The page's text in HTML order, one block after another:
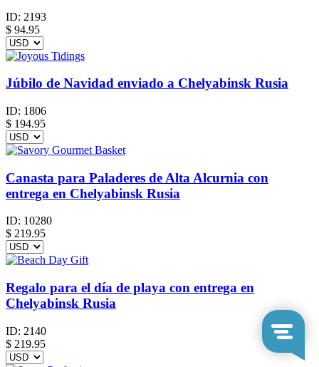
ID: 2193
$ 94.95
Júbilo de Navidad enviado a Chelyabinsk Rusia
ID: 1806
$ 194.95
Canasta para Paladeres de Alta Alcurnia con
entrega en Chelyabinsk Rusia
ID: 10280
$ 219.95
Regalo para el día de playa con entrega en
Chelyabinsk Rusia
ID: 2140
$ 219.95